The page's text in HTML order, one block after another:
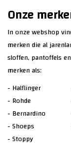
Onze
In onze webshop
merken die al
sloffen, pantoffels
merken als:
- Halflinger
- Rohde
- Bernardino
-Shoeps
-Stoppy